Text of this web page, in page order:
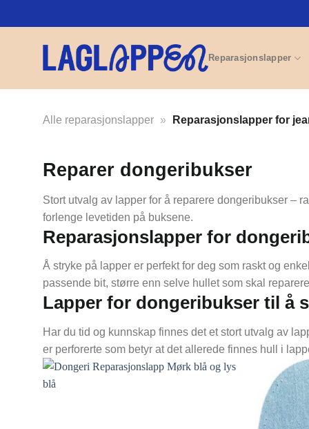
to
Reparasjonslapper
Alle reparasjonslapper » Reparasjonslapper for
Reparer dongeribukser
Stort utvalg av lapper for å reparere dongeribukser –
forlenge levetiden på buksene.
Reparasjonslapper for
Å stryke på lapper er perfekt for deg som raskt og
passende bit, større enn selve hullet som skal
Lapper for dongeribukser til å
Har du tid og kunnskap finnes det et stort utvalg av
er perforerte som betyr at det allerede finnes hull i